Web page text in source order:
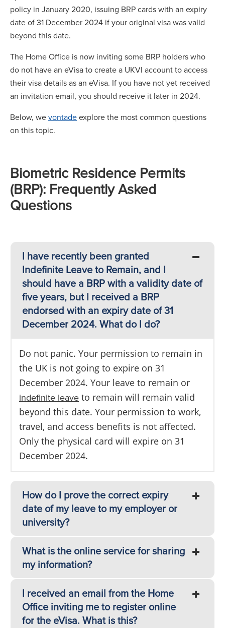
policy in January 2020, issuing BRP cards with an expiry
date of 31 December 2024 if your original visa was valid
beyond this date.
The Home Office is now inviting some BRP holders who
do not have an eVisa to create a UKVI account to access
their visa details as an eVisa. If you have not yet received
an invitation email, you should receive it later in 2024.
Below, wevontadeexplore the most common questions
on this topic.
Biometric Residence Permits
(BRP): Frequently Asked
Questions
I have recently been granted
Indefinite Leave to Remain, and I
should have a BRP with a validity date of
five years, but I received a BRP
endorsed with an expiry date of 31
December 2024. What do I do?
Do not panic. Your permission to remain in
the UK is not going to expire on 31
December 2024. Your leave to remain or
indefinite leave to remain will remain valid
beyond this date. Your permission to work,
travel, and access benefits is not affected.
Only the physical card will expire on 31
December 2024.
How do I prove the correct expiry
date of my leave to my employer or
university?
What is the online service for sharing
my information?
I received an email from the Home
Office inviting me to register online
for the eVisa. What is this?